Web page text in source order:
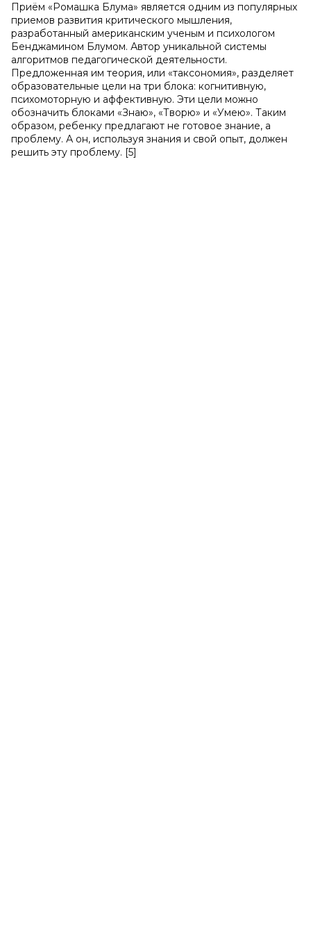
Приём «Ромашка Блума» является одним из популярных
приемов развития критического мышления,
разработанный американским ученым и психологом
Бенджамином Блумом. Автор уникальной системы
алгоритмов педагогической деятельности.
Предложенная им теория, или «таксономия», разделяет
образовательные цели на три блока: когнитивную,
психомоторную и аффективную. Эти цели можно
обозначить блоками «Знаю», «Творю» и «Умею». Таким
образом, ребенку предлагают не готовое знание, а
проблему. А он, используя знания и свой опыт, должен
решить эту проблему. [5]